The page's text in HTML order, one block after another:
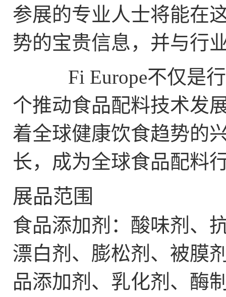
参展的专业人士将能在
势的宝贵信息，并与行
Fi Europe不仅是行
个推动食品配料技术发
着全球健康饮食趋势的
长，成为全球食品配料
展品范围
食品添加剂：酸味剂、
漂白剂、膨松剂、被膜
品添加剂、乳化剂、酶